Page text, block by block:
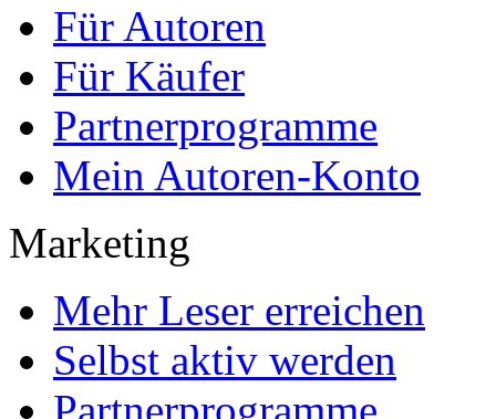
Für Autoren
Für Käufer
Partnerprogramme
Mein Autoren-Konto
Marketing
Mehr Leser erreichen
Selbst aktiv werden